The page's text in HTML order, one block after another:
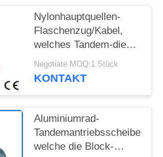
Nylonhauptquellen-
Flaschenzug/Kabel,
welches Tandem-die
Antriebsscheibe der
Rollen-2,5 aufreiht
Negotiate MOQ:1 Stück
KONTAKT
Aluminiumrad-
Tandemantriebsscheibe,
welche die Block-